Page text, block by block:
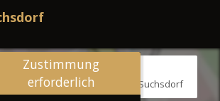
Weg 1, 24107 Kiel-Suchsdorf
Zustimmung
erforderlich